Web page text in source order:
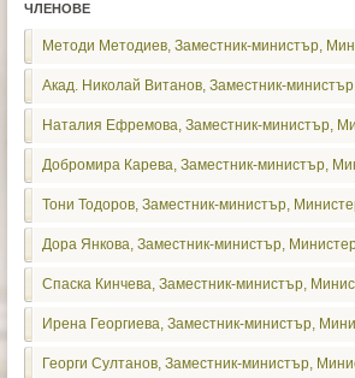
ЧЛЕНОВЕ
Методи Методиев, Заместник-министър,
Акад. Николай Витанов, Заместник-
Наталия Ефремова, Заместник-министър,
Добромира Карева, Заместник-министър,
Тони Тодоров, Заместник-министър,
Дора Янкова, Заместник-министър,
Спаска Кинчева, Заместник-министър,
Ирена Георгиева, Заместник-министър,
Георги Султанов, Заместник-министър,